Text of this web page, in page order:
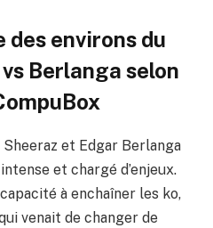
des environs du
Berlanga selon
et Edgar Berlanga
et chargé d’enjeux.
à enchaîner les ko,
venait de changer de